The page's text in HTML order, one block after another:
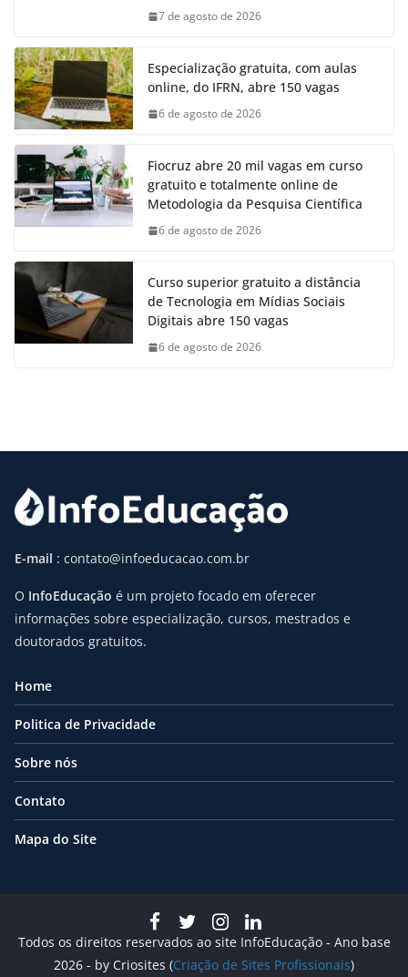
7 de agosto de 2026
Especialização gratuita, com aulas
online, do IFRN, abre 150 vagas
6 de agosto de 2026
Fiocruz abre 20 mil vagas em curso
gratuito e totalmente online de
Metodologia da Pesquisa Científica
6 de agosto de 2026
Curso superior gratuito a distância
de Tecnologia em Mídias Sociais
Digitais abre 150 vagas
6 de agosto de 2026
E-mail : contato@infoeducacao.com.br
O InfoEducação é um projeto focado em oferecer
informações sobre especialização, cursos, mestrados e
doutorados gratuitos.
Home
Politica de Privacidade
Sobre nós
Contato
Mapa do Site
Todos os direitos reservados ao site InfoEducação - Ano base
2026 - by Criosites (Criação de Sites Profissionais)